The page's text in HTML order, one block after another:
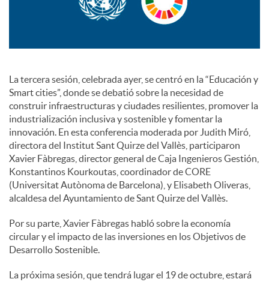
La tercera sesión, celebrada ayer, se centró en la “Educación y
Smart cities”, donde se debatió sobre la necesidad de
construir infraestructuras y ciudades resilientes, promover la
industrialización inclusiva y sostenible y fomentar la
innovación. En esta conferencia moderada por Judith Miró,
directora del Institut Sant Quirze del Vallès, participaron
Xavier Fàbregas, director general de Caja Ingenieros Gestión,
Konstantinos Kourkoutas, coordinador de CORE
(Universitat Autònoma de Barcelona), y Elisabeth Oliveras,
alcaldesa del Ayuntamiento de Sant Quirze del Vallès.
Por su parte, Xavier Fàbregas habló sobre la economía
circular y el impacto de las inversiones en los Objetivos de
Desarrollo Sostenible.
La próxima sesión, que tendrá lugar el 19 de octubre, estará